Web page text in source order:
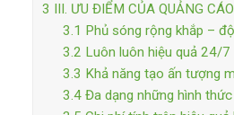
3 III. ƯU ĐIỂM CỦA QUẢNG
3.1 Phủ sóng rộng khắp –
3.2 Luôn luôn hiệu quả 24/7
3.3 Khả năng tạo ấn tượng
3.4Đa dạng những hình thức